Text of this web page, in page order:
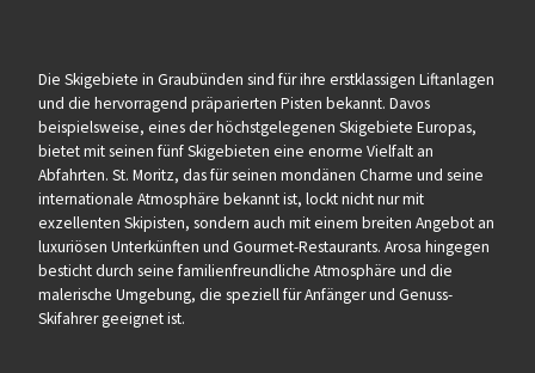
Die Skigebiete in Graubünden sind für ihre erstklassigen Liftanlagen
und die hervorragend präparierten Pisten bekannt. Davos
beispielsweise, eines der höchstgelegenen Skigebiete Europas,
bietet mit seinen fünf Skigebieten eine enorme Vielfalt an
Abfahrten. St. Moritz, das für seinen mondänen Charme und seine
internationale Atmosphäre bekannt ist, lockt nicht nur mit
exzellenten Skipisten, sondern auch mit einem breiten Angebot an
luxuriösen Unterkünften und Gourmet-Restaurants. Arosa hingegen
besticht durch seine familienfreundliche Atmosphäre und die
malerische Umgebung, die speziell für Anfänger und Genuss-
Skifahrer geeignet ist.